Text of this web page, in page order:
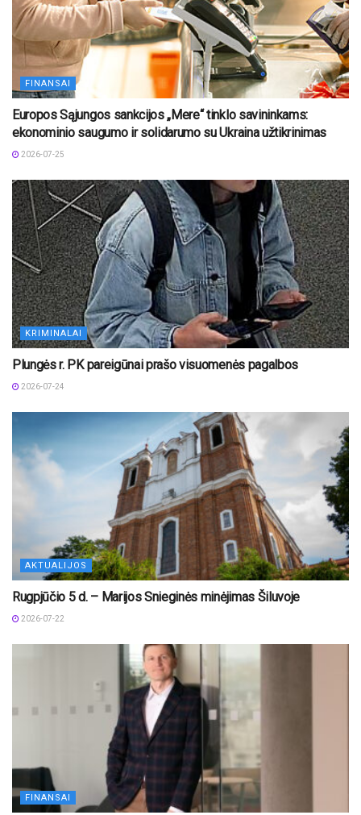
FINANSAI
Europos Sąjungos sankcijos „Mere“ tinklo savininkams:
ekonominio saugumo ir solidarumo su Ukraina užtikrinimas
2026-07-25
KRIMINALAI
Plungės r. PK pareigūnai prašo visuomenės pagalbos
2026-07-24
AKTUALIJOS
Rugpjūčio 5 d. – Marijos Snieginės minėjimas Šiluvoje
2026-07-22
FINANSAI